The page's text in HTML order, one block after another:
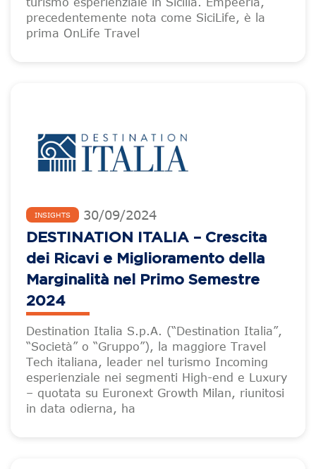
precedentemente nota come SiciLife, è la
prima OnLife Travel
INSIGHTS 30/09/2024
DESTINATION ITALIA – Crescita
dei Ricavi e Miglioramento della
Marginalità nel Primo Semestre
2024
Destination Italia S.p.A. (“Destination Italia”,
“Società” o “Gruppo”), la maggiore Travel
Tech italiana, leader nel turismo Incoming
esperienziale nei segmenti High-end e Luxury
– quotata su Euronext Growth Milan, riunitosi
in data odierna, ha